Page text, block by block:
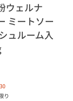
ウェルナ
ミートソー
ュルーム入
り